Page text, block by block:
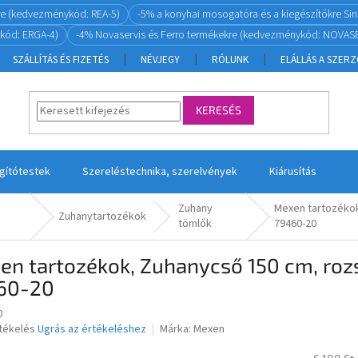
(kedvezménykód: REA-5)
-5% a konyhai mosogatóra és a kiegészítőkre
ERGA-4)
-4% Novaservis és Ferro termékekre (kedvezménykód:
SZÁLLÍTÁS ÉS FIZETÉS NÉVJEGY RÓLUNK ELÁLLÁS A
KERESÉS
Szereléstechnika, szerelvények Kiárusítás
Zuhanytartozékok
Zuhany
tömlők
Mexen
79460-20
tartozékok, Zuhanycső 150 cm,
20
Ugrás az értékeléshez Márka: Mexen